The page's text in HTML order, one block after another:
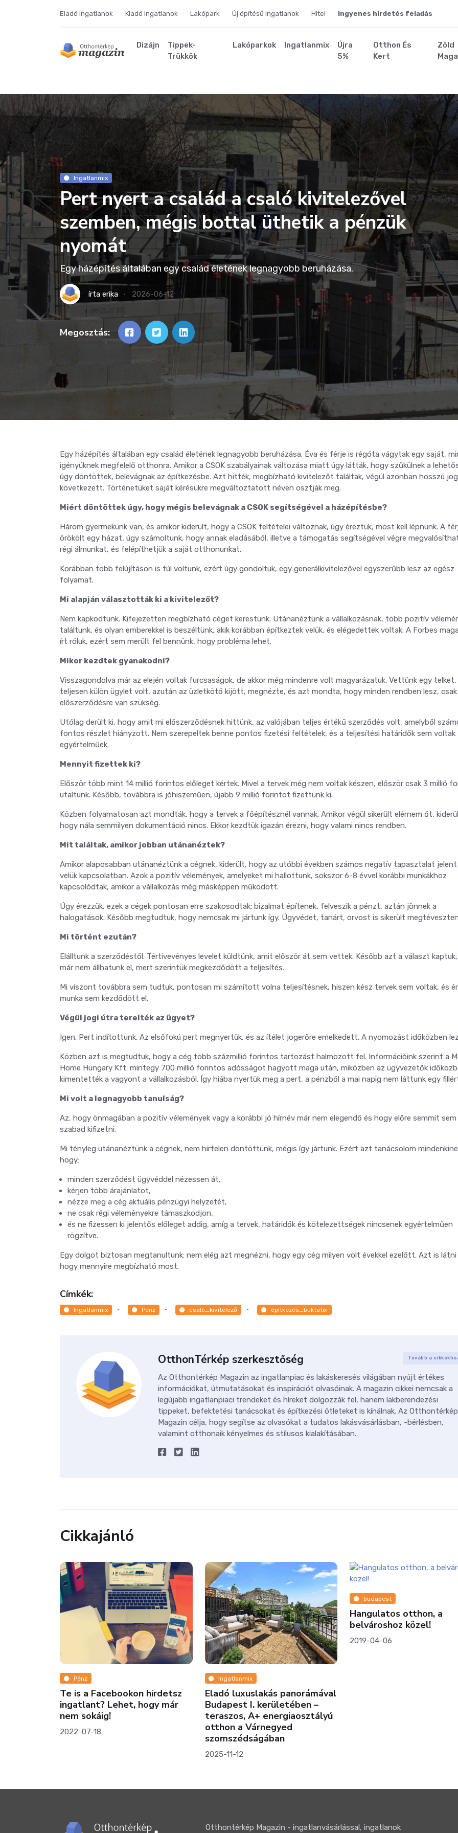
Eladó ingatlanok Kiadó ingatlanok Lakópark Új építésű ingatlanok Hitel Ingyenes hirdetés feladás
Dizájn
Tippek-
Trükkök
Lakóparkok Ingatlanmix
Újra
5%
Otthon És
Kert
Zöld
Ingatlanmix
Pert nyert a család a csaló kivitelezővel
szemben, mégis bottal üthetik a pénzük
nyomát
Egy házépítés általában egy család életének legnagyobb beruházása.
írta erika 2026-06-12
Megosztás:
Egy házépítés általában egy család életének legnagyobb beruházása. Éva és férje is régóta vágytak egy saját,
igényüknek megfelelő otthonra. Amikor a CSOK szabályainak változása miatt úgy látták, hogy szűkülnek a
úgy döntöttek, belevágnak az építkezésbe. Azt hitték, megbízható kivitelezőt találtak, végül azonban hosszú
következett. Történetüket saját kérésükre megváltoztatott néven osztják meg.
Miért döntöttek úgy, hogy mégis belevágnak a CSOK segítségével a házépítésbe?
Három gyermekünk van, és amikor kiderült, hogy a CSOK feltételei változnak, úgy éreztük, most kell lépnünk. A
örökölt egy házat, úgy számoltunk, hogy annak eladásából, illetve a támogatás segítségével végre
régi álmunkat, és felépíthetjük a saját otthonunkat.
Korábban több felújításon is túl voltunk, ezért úgy gondoltuk, egy generálkivitelezővel egyszerűbb lesz az egész
folyamat.
Mi alapján választották ki a kivitelezőt?
Nem kapkodtunk. Kifejezetten megbízható céget kerestünk. Utánanéztünk a vállalkozásnak, több pozitív
találtunk, és olyan emberekkel is beszéltünk, akik korábban építkeztek velük, és elégedettek voltak. A Forbes
írt róluk, ezért sem merült fel bennünk, hogy probléma lehet.
Mikor kezdtek gyanakodni?
Visszagondolva már az elején voltak furcsaságok, de akkor még mindenre volt magyarázatuk. Vettünk egy telket,
teljesen külön ügylet volt, azután az üzletkötő kijött, megnézte, és azt mondta, hogy minden rendben lesz,
előszerződésre van szükség.
Utólag derült ki, hogy amit mi előszerződésnek hittünk, az valójában teljes értékű szerződés volt, amelyből
fontos részlet hiányzott. Nem szerepeltek benne pontos fizetési feltételek, és a teljesítési határidők sem voltak
egyértelműek.
Mennyit fizettek ki?
Először több mint 14 millió forintos előleget kértek. Mivel a tervek még nem voltak készen, először csak 3 millió
utaltunk. Később, továbbra is jóhiszeműen, újabb 9 millió forintot fizettünk ki.
Közben folyamatosan azt mondták, hogy a tervek a főépítésznél vannak. Amikor végül sikerült elérnem őt,
hogy nála semmilyen dokumentáció nincs. Ekkor kezdtük igazán érezni, hogy valami nincs rendben.
Mit találtak, amikor jobban utánanéztek?
Amikor alaposabban utánanéztünk a cégnek, kiderült, hogy az utóbbi években számos negatív tapasztalat jelent
velük kapcsolatban. Azok a pozitív vélemények, amelyeket mi hallottunk, sokszor 6-8 évvel korábbi munkákhoz
kapcsolódtak, amikor a vállalkozás még másképpen működött.
Úgy érezzük, ezek a cégek pontosan erre szakosodtak: bizalmat építenek, felveszik a pénzt, aztán jönnek a
halogatások. Később megtudtuk, hogy nemcsak mi jártunk így. Ügyvédet, tanárt, orvost is sikerült
Mi történt ezután?
Elálltunk a szerződéstől. Tértivevényes levelet küldtünk, amit először át sem vettek. Később azt a választ
már nem állhatunk el, mert szerintük megkezdődött a teljesítés.
Mi viszont továbbra sem tudtuk, pontosan mi számított volna teljesítésnek, hiszen kész tervek sem voltak, és
munka sem kezdődött el.
Végül jogi útra terelték az ügyet?
Igen. Pert indítottunk. Az elsőfokú pert megnyertük, és az ítélet jogerőre emelkedett. A nyomozást időközben
Közben azt is megtudtuk, hogy a cég több százmillió forintos tartozást halmozott fel. Információink szerint a
Home Hungary Kft. mintegy 700 millió forintos adósságot hagyott maga után, miközben az ügyvezetők
kimentették a vagyont a vállalkozásból. Így hiába nyertük meg a pert, a pénzből a mai napig nem láttunk egy
Mi volt a legnagyobb tanulság?
Az, hogy önmagában a pozitív vélemények vagy a korábbi jó hírnév már nem elegendő és hogy előre semmit sem
szabad kifizetni.
Mi tényleg utánanéztünk a cégnek, nem hirtelen döntöttünk, mégis így jártunk. Ezért azt tanácsolom
hogy:
minden szerződést ügyvéddel nézessen át,
kérjen több árajánlatot,
nézze meg a cég aktuális pénzügyi helyzetét,
ne csak régi véleményekre támaszkodjon,
és ne fizessen ki jelentős előleget addig, amíg a tervek, határidők és kötelezettségek nincsenek egyértelműen
rögzítve.
Egy dolgot biztosan megtanultunk: nem elég azt megnézni, hogy egy cég milyen volt évekkel ezelőtt. Azt is látni
hogy mennyire megbízható most.
Címkék:
Ingatlanmix Pénz csaló_kivitelező építkezés_buktatói
OtthonTérkép szerkesztőség Tovább a
Az Otthontérkép Magazin az ingatlanpiac és lakáskeresés világában nyújt értékes
információkat, útmutatásokat és inspirációt olvasóinak. A magazin cikkei nemcsak a
legújabb ingatlanpiaci trendeket és híreket dolgozzák fel, hanem lakberendezési
tippeket, befektetési tanácsokat és építkezési ötleteket is kínálnak. Az Otthontérkép
Magazin célja, hogy segítse az olvasókat a tudatos lakásvásárlásban, -bérlésben,
valamint otthonaik kényelmes és stílusos kialakításában.
Cikkajánló
Te is a Facebookon hirdetsz
ingatlant? Lehet, hogy már
nem sokáig!
Ingatlanmix
Eladó luxuslakás panorámával
Budapest I. kerületében –
teraszos, A+ energiaosztályú
otthon a Várnegyed
szomszédságában
budapest
Hangulatos otthon, a
belvároshoz közel!
2019-04-06
Otthontérkép Magazin - ingatlanvásárlással, ingatlanok